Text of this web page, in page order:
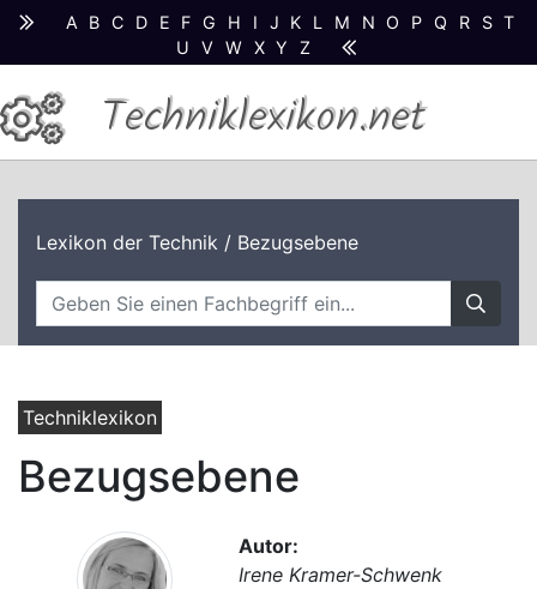
A B C D E F G H I J K L M N O P Q R S T
U
V W X Y Z
Techniklexikon.net
Lexikon der Technik / Bezugsebene
Techniklexikon
Bezugsebene
Autor:
Irene Kramer-Schwenk